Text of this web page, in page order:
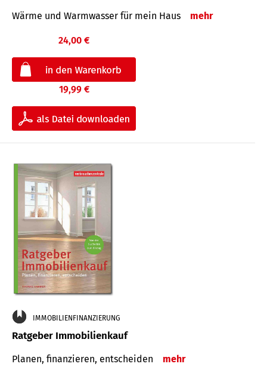
Wärme und Warmwasser für mein Haus mehr
24,00 €
19,99 €
IMMOBILIENFINANZIERUNG
Ratgeber Immobilienkauf
Planen, finanzieren, entscheiden mehr